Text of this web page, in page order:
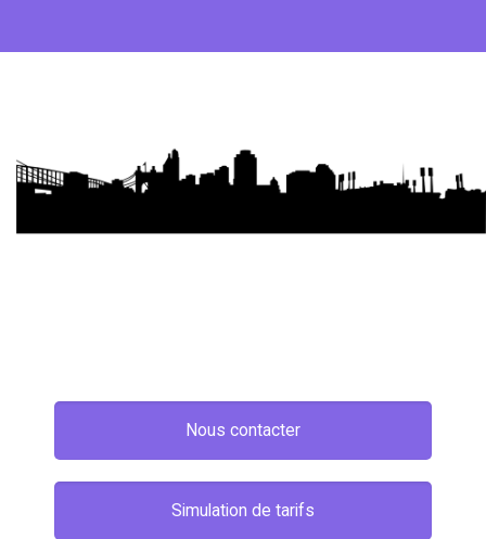
Nous contacter
Simulation de tarifs